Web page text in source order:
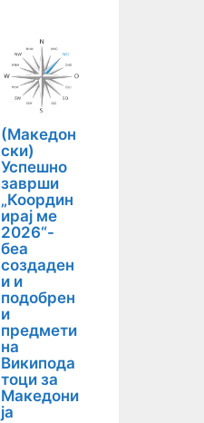
(Македон
ски)
Успешно
заврши
„Координ
ирај ме
2026“-
беа
создаден
и и
подобрен
и
предмети
на
Википода
тоци за
Македони
ја